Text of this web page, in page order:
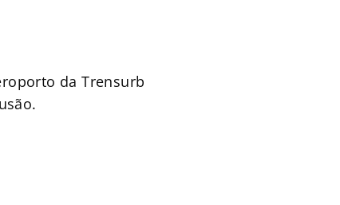
da Trensurb